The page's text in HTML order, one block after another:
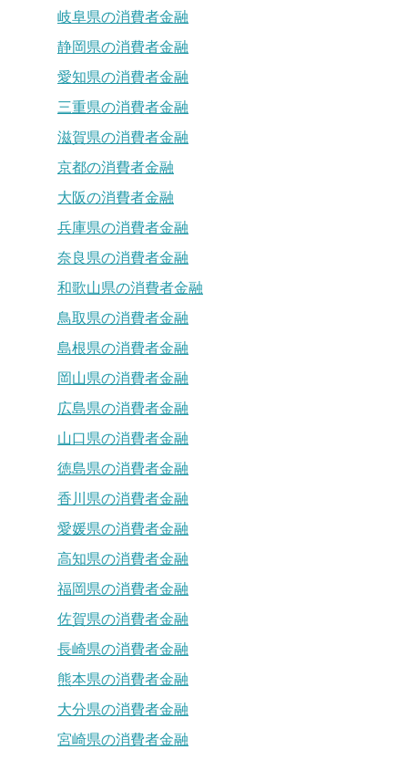
岐阜県の消費者金融
静岡県の消費者金融
愛知県の消費者金融
三重県の消費者金融
滋賀県の消費者金融
京都の消費者金融
大阪の消費者金融
兵庫県の消費者金融
奈良県の消費者金融
和歌山県の消費者金融
鳥取県の消費者金融
島根県の消費者金融
岡山県の消費者金融
広島県の消費者金融
山口県の消費者金融
徳島県の消費者金融
香川県の消費者金融
愛媛県の消費者金融
高知県の消費者金融
福岡県の消費者金融
佐賀県の消費者金融
長崎県の消費者金融
熊本県の消費者金融
大分県の消費者金融
宮崎県の消費者金融